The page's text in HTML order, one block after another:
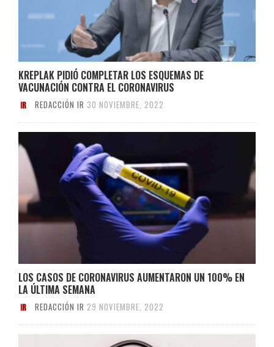
KREPLAK PIDIÓ COMPLETAR LOS ESQUEMAS DE
VACUNACIÓN CONTRA EL CORONAVIRUS
REDACCIÓN IR 30 NOVIEMBRE, 2022
LOS CASOS DE CORONAVIRUS AUMENTARON UN 100% EN
LA ÚLTIMA SEMANA
REDACCIÓN IR 29 NOVIEMBRE, 2022